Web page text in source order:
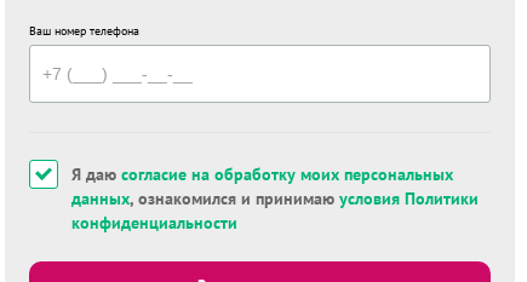
Ваш номер телефона
Я даю согласие на обработку моих персональных
данных, ознакомился и принимаю условия Политики
конфиденциальности